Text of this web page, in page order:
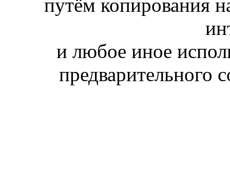
путём копирования
и любое иное
предварительного